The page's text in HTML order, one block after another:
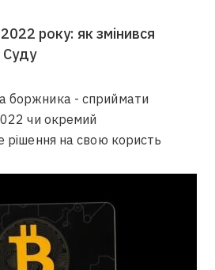
року: як змінився
Суду
боржника - сприймати
чи окремий
рішення на свою користь